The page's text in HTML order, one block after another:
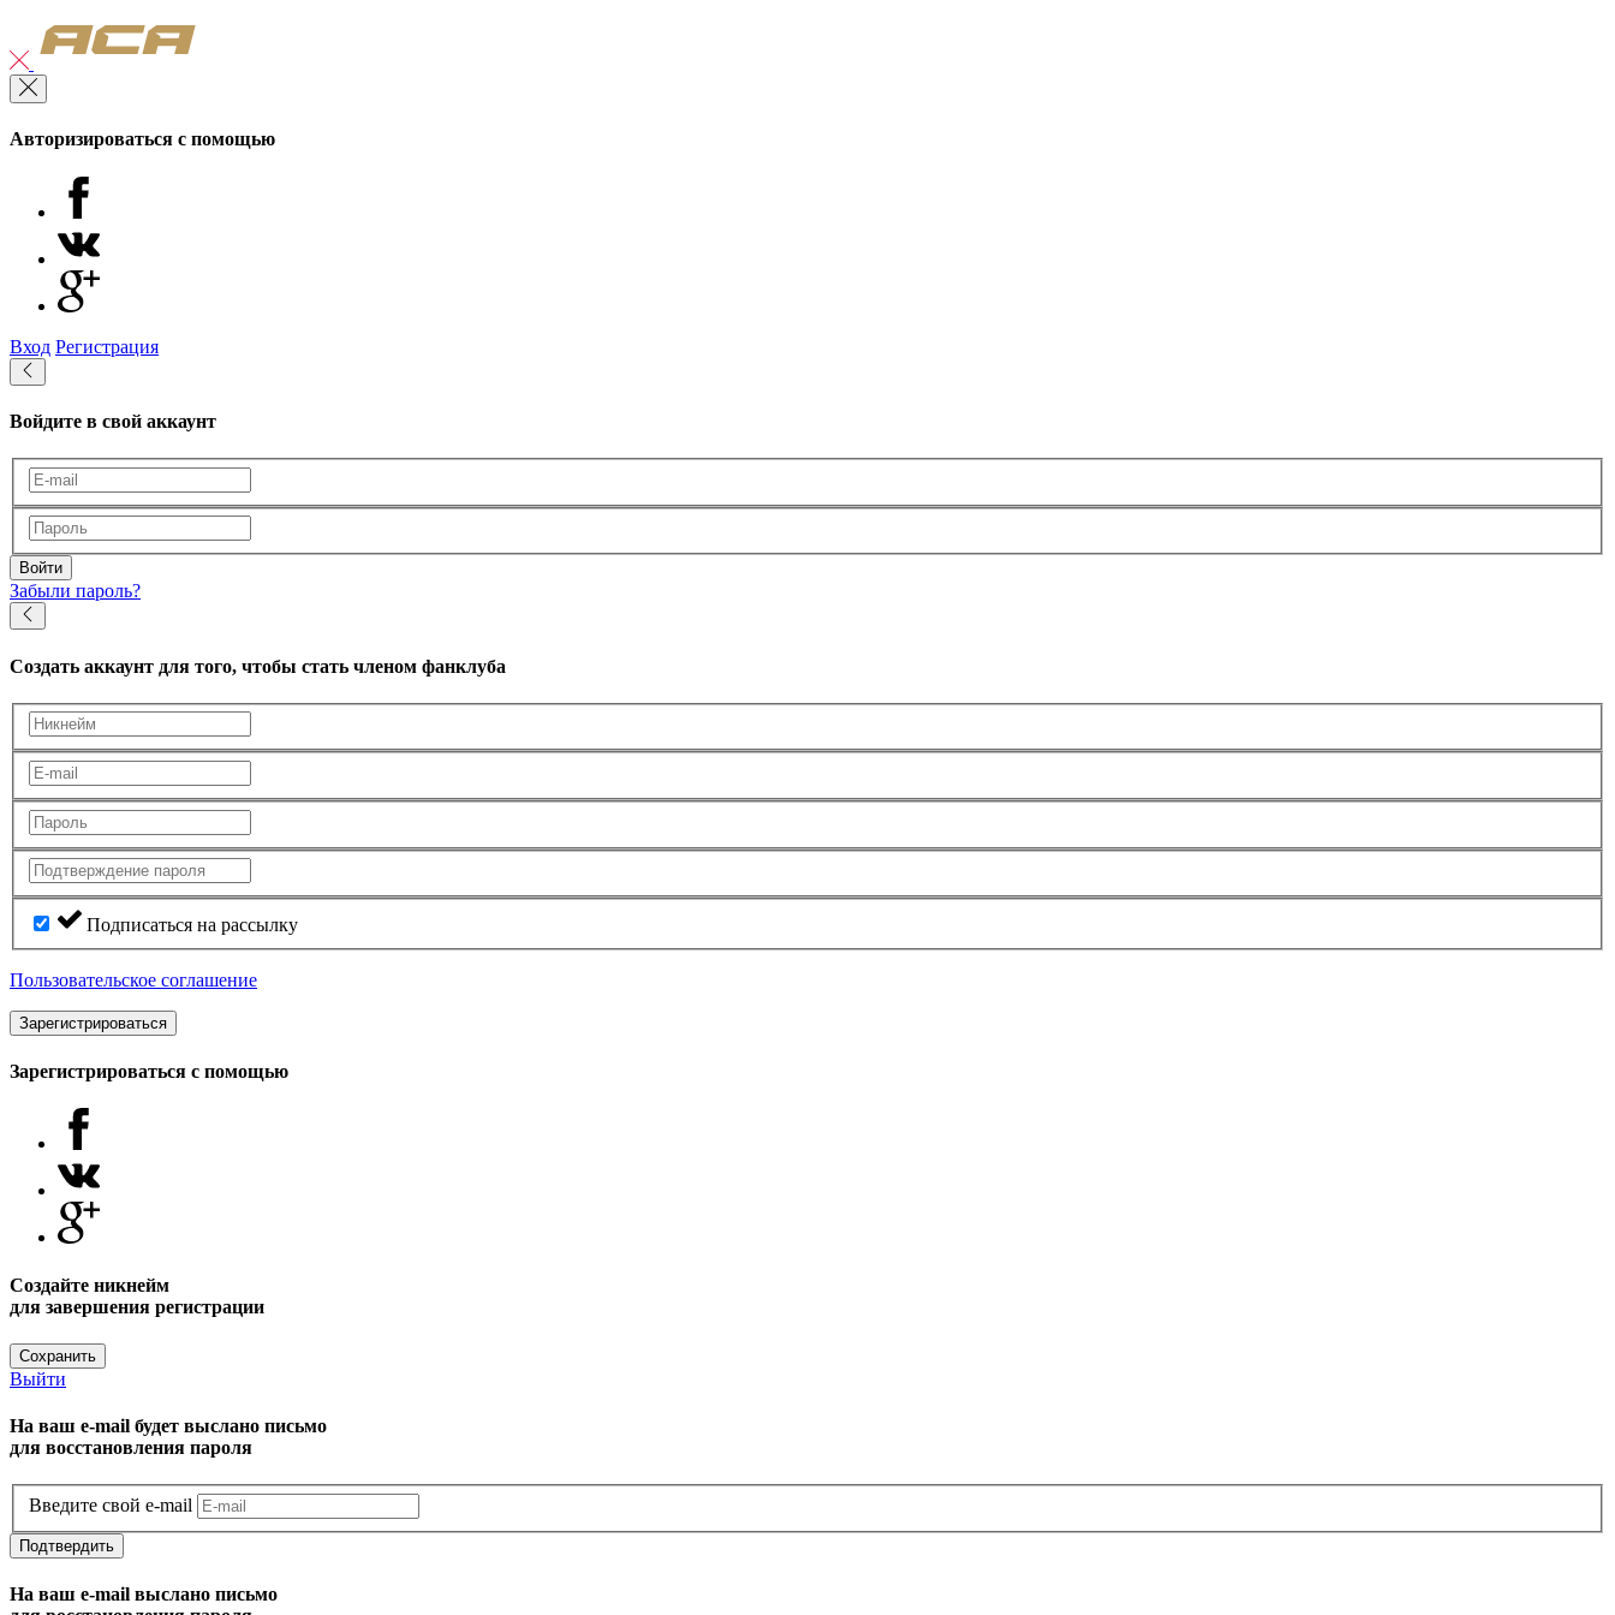
Авторизироваться с помощью
Вход Регистрация
Войдите в свой аккаунт
Войти
Забыли пароль?
Создать аккаунт для того, чтобы стать членом фанклуба
Подписаться на рассылку
Пользовательское соглашение
Зарегистрироваться
Зарегистрироваться с помощью
Создайте никнейм
для завершения регистрации
Сохранить
Выйти
На ваш e-mail будет выслано письмо
для восстановления пароля
Введите свой e-mail
Подтвердить
На ваш e-mail выслано письмо